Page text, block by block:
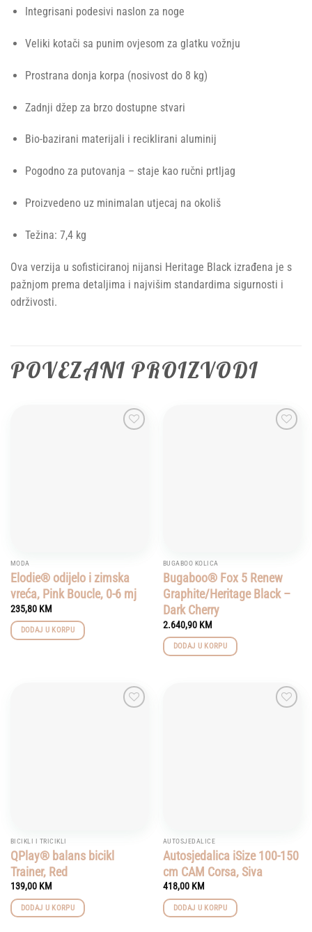
Integrisani podesivi naslon za noge
Veliki kotači sa punim ovjesom za glatku vožnju
Prostrana donja korpa (nosivost do 8 kg)
Zadnji džep za brzo dostupne stvari
Bio-bazirani materijali i reciklirani aluminij
Pogodno za putovanja – staje kao ručni prtljag
Proizvedeno uz minimalan utjecaj na okoliš
Težina: 7,4 kg
Ova verzija u sofisticiranoj nijansi Heritage Black izrađena je s
pažnjom prema detaljima i najvišim standardima sigurnosti i
održivosti.
POVEZANI PROIZVODI
MODA
Elodie® odijelo i zimska
vreća, Pink Boucle, 0-6 mj
235,80 KM
DODAJ U KORPU
BUGABOO KOLICA
Bugaboo® Fox 5 Renew
Graphite/Heritage Black –
Dark Cherry
2.640,90 KM
DODAJ U KORPU
BICIKLI I TRICIKLI
QPlay® balans bicikl
Trainer, Red
139,00 KM
DODAJ U KORPU
AUTOSJEDALICE
Autosjedalica iSize 100-150
cm CAM Corsa, Siva
418,00 KM
DODAJ U KORPU